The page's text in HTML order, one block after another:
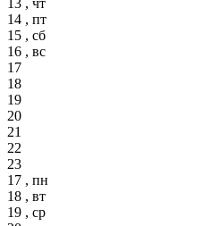
14 , пт
15 , сб
16 , вс
17
18
19
20
21
22
23
17 , пн
18 , вт
19 , ср